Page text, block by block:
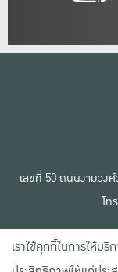
เลขที่ 50 ถนนงามวง
โท
เราใช้คุกกี้ในการให้บ